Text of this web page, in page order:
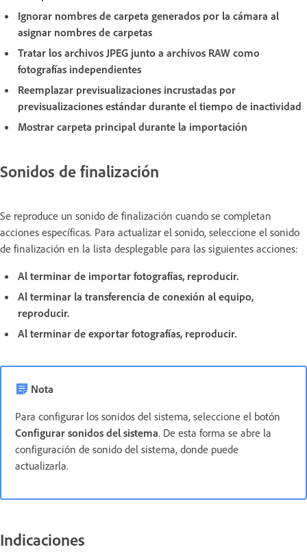
Ignorar nombres de carpeta generados por la cámara al
asignar nombres de carpetas
Tratar los archivos JPEG junto a archivos RAW como
fotografías independientes
Reemplazar previsualizaciones incrustadas por
previsualizaciones estándar durante el tiempo de inactividad
Mostrar carpeta principal durante la importación
Sonidos de finalización
Se reproduce un sonido de finalización cuando se completan
acciones específicas. Para actualizar el sonido, seleccione el sonido
de finalización en la lista desplegable para las siguientes acciones:
Al terminar de importar fotografías, reproducir.
Al terminar la transferencia de conexión al equipo,
reproducir.
Al terminar de exportar fotografías, reproducir.
Nota
Para configurar los sonidos del sistema, seleccione el botón
Configurar sonidos del sistema. De esta forma se abre la
configuración de sonido del sistema, donde puede
actualizarla.
Indicaciones